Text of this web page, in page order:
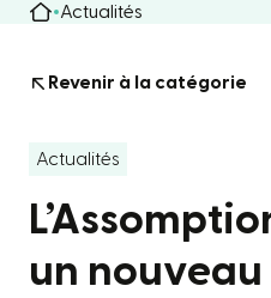
Actualités
Revenir à la catégorie
Actualités
un nouveau